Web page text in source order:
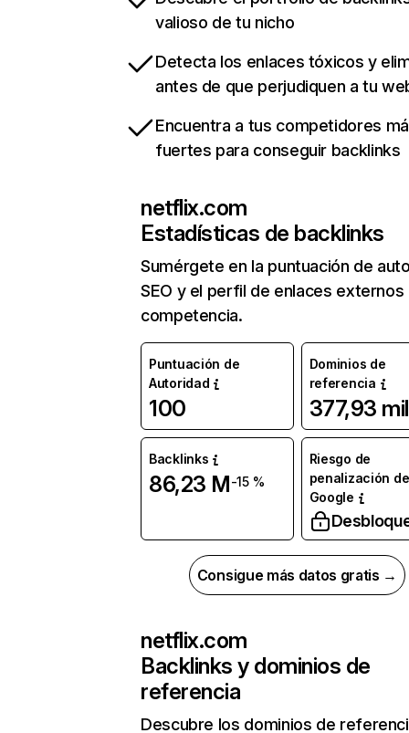
valioso de tu nicho
Detecta los enlaces tóxicos y
antes de que perjudiquen a tu
Encuentra a tus competidores
fuertes para conseguir backlinks
netflix.com
Estadísticas de backlinks
Sumérgete en la puntuación de
SEO y el perfil de enlaces externos
competencia.
Puntuación de
Autoridad
100
Dominios de
referencia
377,93 mil
Backlinks
86,23 M-15 %
Riesgo de
penalización de
Google
Consigue más datos gratis →
netflix.com
Backlinks y dominios de
referencia
Descubre los dominios de